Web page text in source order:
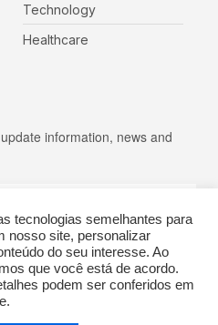
Technology
Healthcare
information, news and
UP
tecnologias semelhantes para
nosso site, personalizar
do seu interesse. Ao
que você está de acordo.
podem ser conferidos em